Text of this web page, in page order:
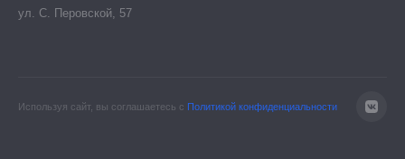
ул. С. Перовской, 57
Используя сайт, вы соглашаетесь с Политикой конфиденциальности